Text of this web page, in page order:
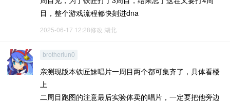
目，整个游戏流程都快刻进dna
2025-06-17 12:28修改 湖北
brotherlun0
亲测现版本铁匠妹唱片一周目两个都可集齐了，具体看楼
上
二周目跑图的注意最后实验体卖的唱片，一定要把他旁边